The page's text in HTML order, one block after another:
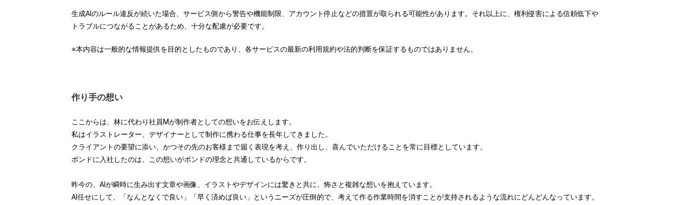
生成AIのルール違反が続いた場合、サービス側から警告や機能制限、アカウント停止などの措置が取られる可能性があります。それ以上に、権利侵害による信頼低下や
トラブルにつながることがあるため、十分な配慮が必要です。
※本内容は一般的な情報提供を目的としたものであり、各サービスの最新の利用規約や法的判断を保証するものではありません。
作り手の想い
ここからは、林に代わり社員Mが制作者としての想いをお伝えします。
私はイラストレーター、デザイナーとして制作に携わる仕事を長年してきました。
クライアントの要望に添い、かつその先のお客様まで届く表現を考え、作り出し、喜んでいただけることを常に目標としています。
ボンドに入社したのは、この想いがボンドの理念と共通しているからです。
昨今の、AIが瞬時に生み出す文章や画像、イラストやデザインには驚きと共に、怖さと複雑な想いを抱えています。
AI任せにして、「なんとなくで良い」「早く済めば良い」というニーズが圧倒的で、考えて作る作業時間を消すことが支持されるような流れにどんどんなっています。